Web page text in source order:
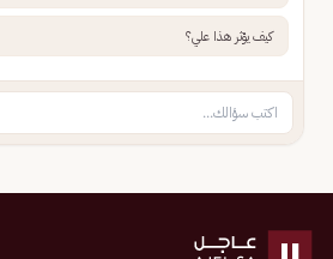
كيف يؤثر هذا علي؟